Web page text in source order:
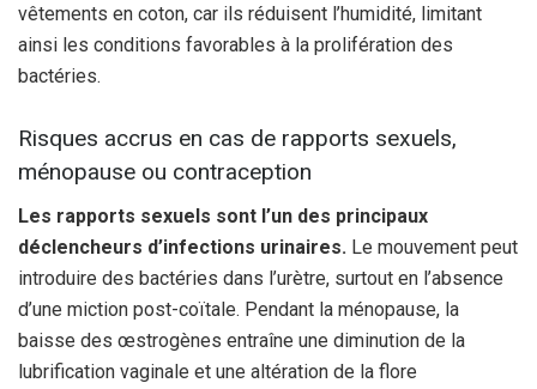
vêtements en coton, car ils réduisent l’humidité, limitant
ainsi les conditions favorables à la prolifération des
bactéries.
Risques accrus en cas de rapports sexuels,
ménopause ou contraception
Les rapports sexuels sont l’un des principaux
déclencheurs d’infections urinaires. Le mouvement peut
introduire des bactéries dans l’urètre, surtout en l’absence
d’une miction post-coïtale. Pendant la ménopause, la
baisse des œstrogènes entraîne une diminution de la
lubrification vaginale et une altération de la flore